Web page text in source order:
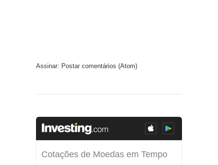
Assinar: Postar comentários (Atom)